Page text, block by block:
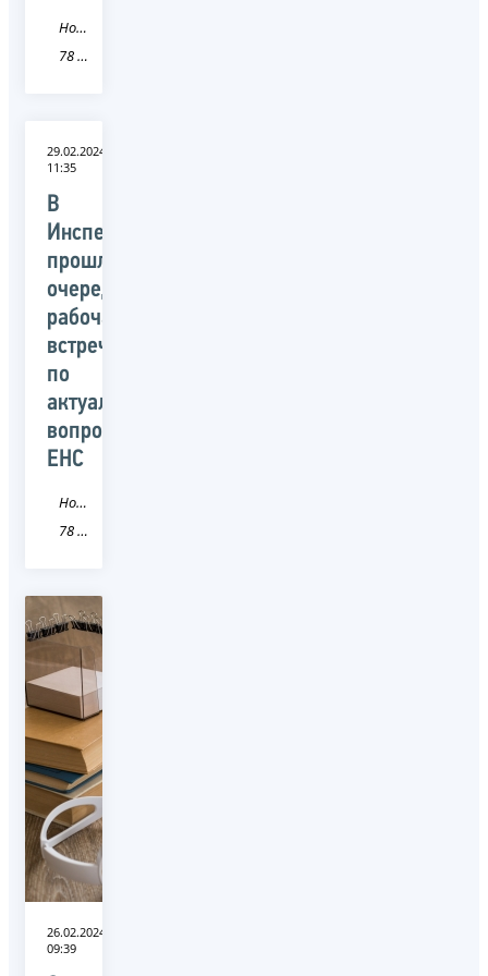
Новость
78 Санкт-Петербург
29.02.2024
11:35
В
Инспекции
прошла
очередная
рабочая
встреча
по
актуальным
вопросам
ЕНС
Новость
78 Санкт-Петербург
26.02.2024
09:39